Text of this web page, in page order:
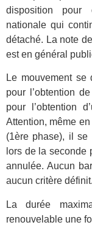
disposition pour
nationale qui
détaché. La note
est en général
Le mouvement
pour l’obtention
pour l’obtention
Attention, même
(1ère phase), il se
lors de la seconde
annulée. Aucun
aucun critère définit.
La durée
renouvelable une